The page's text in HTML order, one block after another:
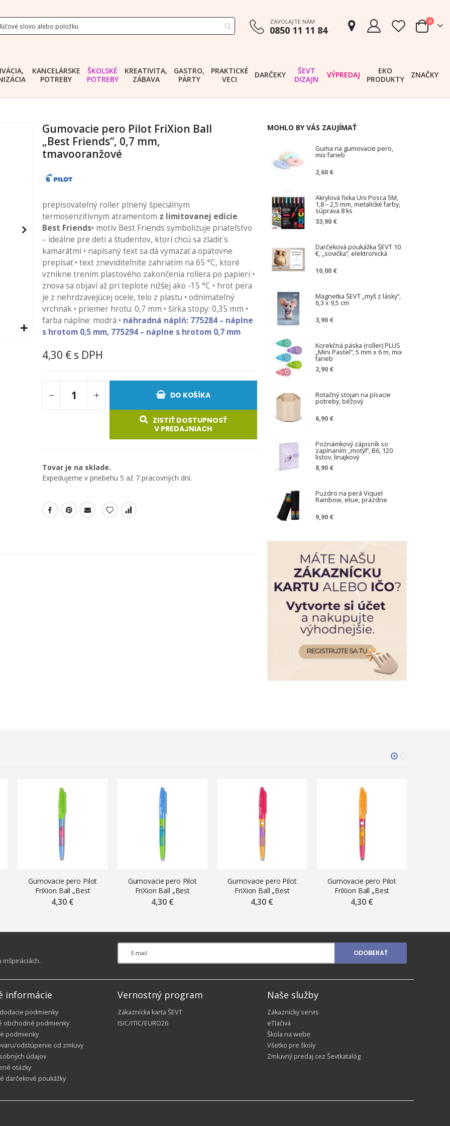
ZAVOLAJTE NÁM
0850 11 11 84 Cart
0
KANCELÁRSKE
POTREBY
ŠKOLSKÉ
POTREBY
KREATIVITA,
ZÁBAVA
GASTRO,
PÁRTY
PRAKTICKÉ
VECI
DARČEKY
ŠEVT
DIZAJN
VÝPREDAJ
EKO
PRODUKTY
ZNAČKY
Gumovacie pero Pilot FriXion Ball
„Best Friends“, 0,7 mm,
tmavooranžové
prepisovateľný roller plnený špeciálnym
termosenzitívnym atramentom z limitovanej edície
Best Friends• motív Best Friends symbolizuje priateľstvo
– ideálne pre deti a študentov, ktorí chcú sa zladiť s
kamarátmi • napísaný text sa dá vymazať a opätovne
prepísať • text zneviditeľníte zahriatím na 65 °C, ktoré
vznikne trením plastového zakončenia rollera po papieri •
znova sa objaví až pri teplote nižšej ako -15 °C • hrot pera
je z nehrdzavejúcej ocele, telo z plastu • odnímateľný
vrchnák • priemer hrotu: 0,7 mm • šírka stopy: 0,35 mm •
farba náplne: modrá • náhradná náplň: 775284 – náplne
s hrotom 0,5 mm, 775294 – náplne s hrotom 0,7 mm
4,30 €
DO KOŠÍKA
ZISTIŤ DOSTUPNOSŤ
V PREDAJNIACH
Tovar je na sklade.
Expedujeme v priebehu 5 až 7 pracovných dní.
MOHLO BY VÁS ZAUJÍMAŤ
Guma na gumovacie pero,
mix farieb
2,60 €
Akrylová fixka Uni Posca 5M,
1,8 – 2,5 mm, metalické farby,
súprava 8 ks
33,90 €
Darčeková poukážka ŠEVT 10
€, „sovička“, elektronická
10,00 €
Magnetka ŠEVT „myš z lásky“,
6,3 x 9,5 cm
3,90 €
Korekčná páska (roller) PLUS
„Mini Pastel“, 5 mm x 6 m, mix
farieb
2,90 €
Rotačný stojan na písacie
potreby, béžový
6,90 €
Poznámkový zápisník so
zapínaním „motýľ“, B6, 120
listov, linajkový
8,90 €
Puzdro na perá Viquel
Rainbow, etue, prázdne
9,90 €
Gumovacie pero Pilot
FriXion Ball „Best
Friends“, 0,7 mm,
4,30 €
Gumovacie pero Pilot
FriXion Ball „Best
Friends“, 0,7 mm,
4,30 €
Gumovacie pero Pilot
FriXion Ball „Best
Friends“, 0,7 mm,
4,30 €
Gumovacie pero Pilot
FriXion Ball „Best
Friends“, 0,7 mm, ružové
4,30 €
ODOBERAŤ
informácie
podmienky
obchodné podmienky
podmienky
odstúpenie od zmluvy
údajov
otázky
darčekové poukážky
Vernostný program
Zákaznícka karta ŠEVT
ISIC/ITIC/EURO26
Naše služby
Zákaznícky servis
eTlačivá
Škola na webe
Všetko pre školy
Zmluvný predaj cez Ševtkatalóg